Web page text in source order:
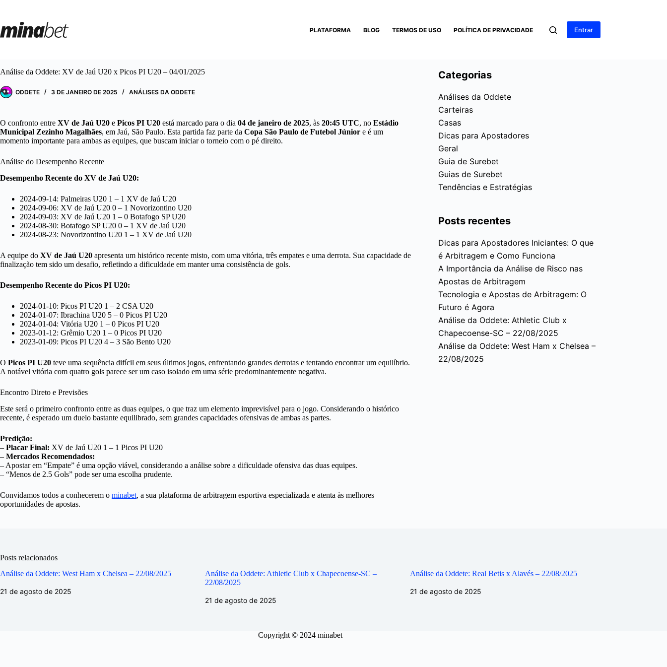
conteúdo
PLATAFORMA BLOG TERMOS DE USO POLÍTICA DE PRIVACIDADE Entrar
Análise da Oddete: XV de Jaú U20 x Picos PI U20 – 04/01/2025
ODDETE 3 DE JANEIRO DE 2025 ANÁLISES DA ODDETE
O confronto entre XV de Jaú U20 e Picos PI U20 está marcado para o dia 04 de janeiro de 2025, às 20:45 UTC, no Estádio
Municipal Zezinho Magalhães, em Jaú, São Paulo. Esta partida faz parte da Copa São Paulo de Futebol Júnior e é um
momento importante para ambas as equipes, que buscam iniciar o torneio com o pé direito.
Análise do Desempenho Recente
Desempenho Recente do XV de Jaú U20:
2024-09-14: Palmeiras U20 1 – 1 XV de Jaú U20
2024-09-06: XV de Jaú U20 0 – 1 Novorizontino U20
2024-09-03: XV de Jaú U20 1 – 0 Botafogo SP U20
2024-08-30: Botafogo SP U20 0 – 1 XV de Jaú U20
2024-08-23: Novorizontino U20 1 – 1 XV de Jaú U20
A equipe do XV de Jaú U20 apresenta um histórico recente misto, com uma vitória, três empates e uma derrota. Sua capacidade de
finalização tem sido um desafio, refletindo a dificuldade em manter uma consistência de gols.
Desempenho Recente do Picos PI U20:
2024-01-10: Picos PI U20 1 – 2 CSA U20
2024-01-07: Ibrachina U20 5 – 0 Picos PI U20
2024-01-04: Vitória U20 1 – 0 Picos PI U20
2023-01-12: Grêmio U20 1 – 0 Picos PI U20
2023-01-09: Picos PI U20 4 – 3 São Bento U20
O Picos PI U20 teve uma sequência difícil em seus últimos jogos, enfrentando grandes derrotas e tentando encontrar um equilíbrio.
A notável vitória com quatro gols parece ser um caso isolado em uma série predominantemente negativa.
Encontro Direto e Previsões
Este será o primeiro confronto entre as duas equipes, o que traz um elemento imprevisível para o jogo. Considerando o histórico
recente, é esperado um duelo bastante equilibrado, sem grandes capacidades ofensivas de ambas as partes.
Predição:
– Placar Final: XV de Jaú U20 1 – 1 Picos PI U20
– Mercados Recomendados:
– Apostar em “Empate” é uma opção viável, considerando a análise sobre a dificuldade ofensiva das duas equipes.
– “Menos de 2.5 Gols” pode ser uma escolha prudente.
Convidamos todos a conhecerem o minabet, a sua plataforma de arbitragem esportiva especializada e atenta às melhores
oportunidades de apostas.
Categorias
Análises da Oddete
Carteiras
Casas
Dicas para Apostadores
Geral
Guia de Surebet
Guias de Surebet
Tendências e Estratégias
Posts recentes
Dicas para Apostadores Iniciantes: O que
é Arbitragem e Como Funciona
A Importância da Análise de Risco nas
Apostas de Arbitragem
Tecnologia e Apostas de Arbitragem: O
Futuro é Agora
Análise da Oddete: Athletic Club x
Chapecoense-SC – 22/08/2025
Análise da Oddete: West Ham x Chelsea –
22/08/2025
Posts relacionados
Análise da Oddete: West Ham x Chelsea – 22/08/2025
21 de agosto de 2025
Análise da Oddete: Athletic Club x Chapecoense-SC –
22/08/2025
21 de agosto de 2025
Análise da Oddete: Real Betis x Alavés – 22/08/2025
21 de agosto de 2025
Copyright © 2024 minabet